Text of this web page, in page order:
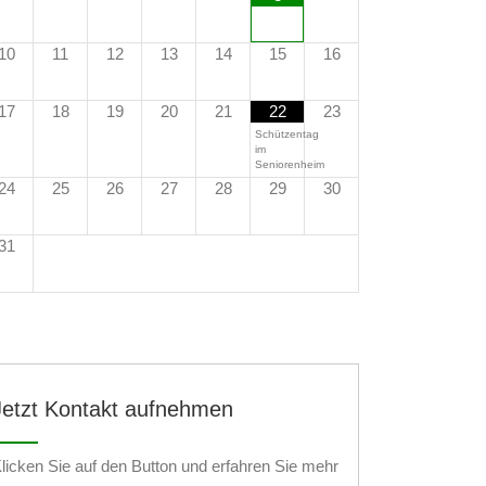
11 12 13 14 15 16
18 19 20 21 22
Schützentag
im
Seniorenheim
23
25 26 27 28 29 30
Kontakt aufnehmen
Sie auf den Button und erfahren Sie mehr